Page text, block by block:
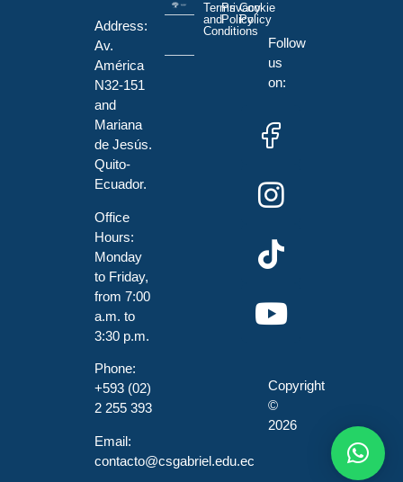
Address:
Av.
América
N32-151
and
Mariana
de Jesús.
Quito-
Ecuador.
Office
Hours:
Monday
to Friday,
from 7:00
a.m. to
3:30 p.m.
Phone:
+593 (02)
2 255 393
Email:
contacto@csgabriel.edu.ec
Terms
and
Conditions
Privacy
Policy
Cookie
Policy
Follow
us
on:
Copyright
©
2026